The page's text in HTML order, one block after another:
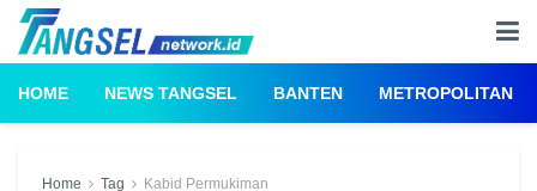
HOME NEWS TANGSEL BANTEN METROPOLITAN
Home Tag Kabid Permukiman